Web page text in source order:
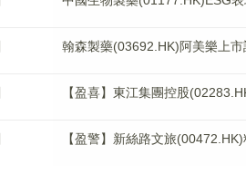
翰森製藥(03692.HK)阿美樂上
【盈喜】東江集團控股
【盈警】新絲路文旅